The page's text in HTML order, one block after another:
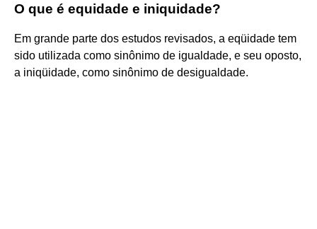
O que é equidade e iniquidade?
Em grande parte dos estudos revisados, a eqüidade tem
sido utilizada como sinônimo de igualdade, e seu oposto,
a iniqüidade, como sinônimo de desigualdade.